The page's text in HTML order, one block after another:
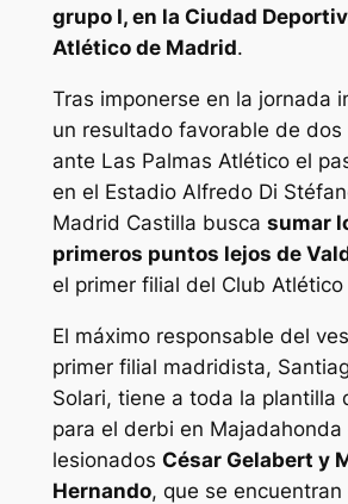
grupo I, en la Ciudad
Atlético de Madrid.
Tras imponerse en la jornada
un resultado favorable de dos
ante Las Palmas Atlético el
en el Estadio Alfredo Di
Madrid Castilla busca sumar
primeros puntos lejos de
el primer filial del Club
El máximo responsable del
primer filial madridista,
Solari, tiene a toda la plantilla
para el derbi en Majadahonda
lesionados César Gelabert y
Hernando, que se encuentran